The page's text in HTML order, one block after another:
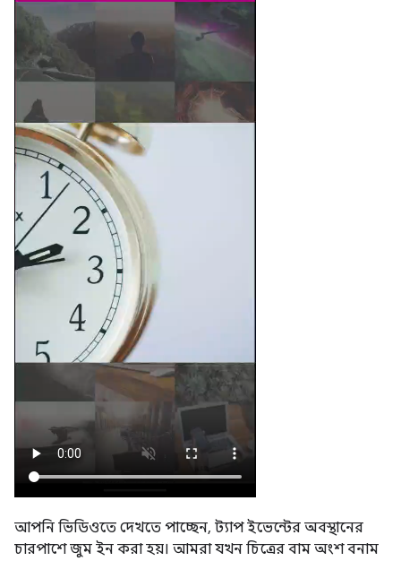
আপনি ভিডিওতে দেখতে পাচ্ছেন, ট্যাপ ইভেন্টের অবস্থানের
চারপাশে জুম ইন করা হয়। আমরা যখন চিত্রের বাম অংশ বনাম